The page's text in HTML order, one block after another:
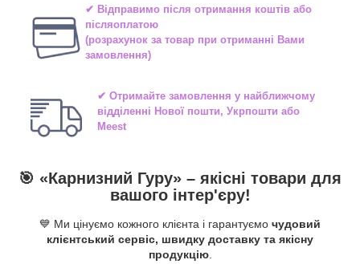
✔ Відправимо після отримання коштів або
післяоплатою
(розрахунок за товар при отриманні Вами
замовлення)
✔ Отримайте замовлення у найближчому
відділенні Нової пошти, Укрпошти або
Meest
🎯 «Карнизний Гуру» – якісні товари для
вашого інтер'єру!
💙 Ми цінуємо кожного клієнта і гарантуємо чудовий
клієнтський сервіс, швидку доставку та якісну
продукцію.